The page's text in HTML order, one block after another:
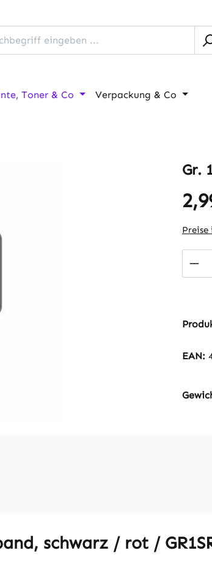
Toner & Co Verpackung & Co
Gr.
Preise
EAN:
schwarz / rot /